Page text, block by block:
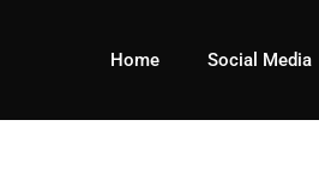
Home Social Media